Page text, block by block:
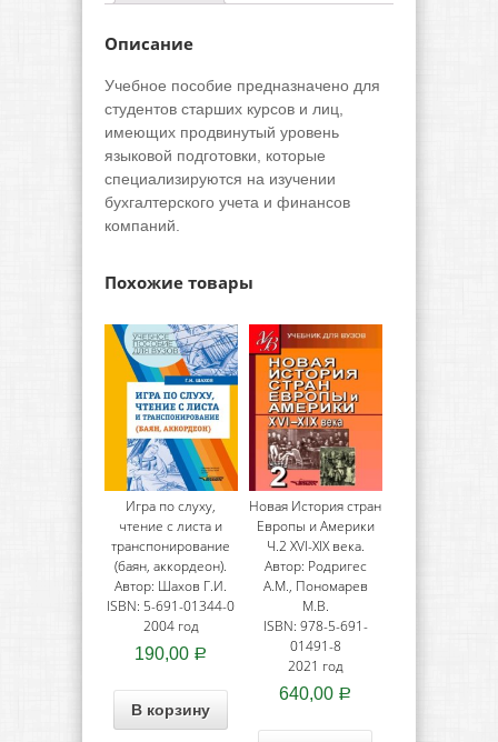
Описание
Учебное пособие предназначено для
студентов старших курсов и лиц,
имеющих продвинутый уровень
языковой подготовки, которые
специализируются на изучении
бухгалтерского учета и финансов
компаний.
Похожие товары
Игра по слуху,
чтение с листа и
транспонирование
(баян, аккордеон).
Автор: Шахов Г.И.
ISBN: 5-691-01344-0
2004 год
190,00 Р
В корзину
Новая История стран
Европы и Америки
Ч.2 XVI-XIX века.
Автор: Родригес
А.М., Пономарев
М.В.
ISBN: 978-5-691-
01491-8
2021 год
640,00 Р